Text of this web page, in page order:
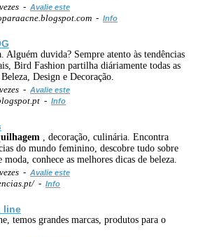
- Avalie este
- Info
Alguém duvida? Sempre atento às tendências
Bird Fashion partilha diáriamente todas as
Design e Decoração.
- Avalie este
- Info
, decoração, culinária. Encontra
do mundo feminino, descobre tudo sobre
conhece as melhores dicas de beleza.
- Avalie este
- Info
line
temos grandes marcas, produtos para o